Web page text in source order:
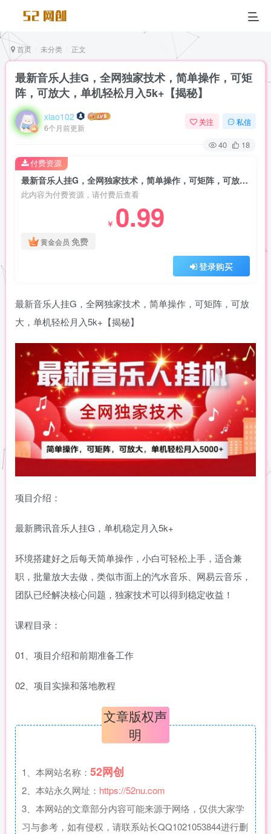
首页 未分类 正文
最新音乐人挂G，全网独家技术，简单操作，可矩
阵，可放大，单机轻松月入5k+【揭秘】
xiao102
6个月前更新
关注 私信
40 18
最新音乐人挂G，全网独家技术，简单操作，可矩阵，可放大，单机轻松月入5k+【揭秘】
此内容为付费资源，请付费后查看
￥ 0.99
黄金会员 免费
登录购买
付费资源
最新音乐人挂G，全网独家技术，简单操作，可矩阵，可放
大，单机轻松月入5k+【揭秘】
项目介绍：
最新腾讯音乐人挂G，单机稳定月入5k+
环境搭建好之后每天简单操作，小白可轻松上手，适合兼
职，批量放大去做，类似市面上的汽水音乐、网易云音乐，
团队已经解决核心问题，独家技术可以得到稳定收益！
课程目录：
01、项目介绍和前期准备工作
02、项目实操和落地教程
文章版权声
明
1、本网站名称： 52网创
2、本站永久网址： https://52nu.com
3、本网站的文章部分内容可能来源于网络，仅供大家学
习与参考，如有侵权，请联系站长QQ1021053844进行删